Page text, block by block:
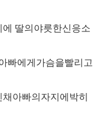
딸의야릇한신응소
빠에게가슴을빨리고
아빠의자지에박히